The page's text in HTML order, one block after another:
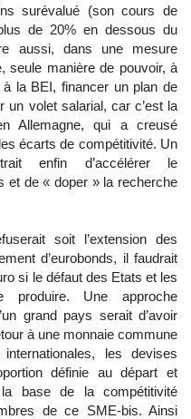
surévalué (son cours de
de 20% en dessous du
aussi, dans une mesure
seule manière de pouvoir, à
la BEI, financer un plan de
un volet salarial, car c’est la
Allemagne, qui a creusé
écarts de compétitivité. Un
enfin d’accélérer le
et de « doper » la recherche
soit l’extension des
d’eurobonds, il faudrait
si le défaut des Etats et les
produire. Une approche
grand pays serait d’avoir
à une monnaie commune
les devises
définie au départ et
la base de la compétitivité
de ce SME-bis. Ainsi